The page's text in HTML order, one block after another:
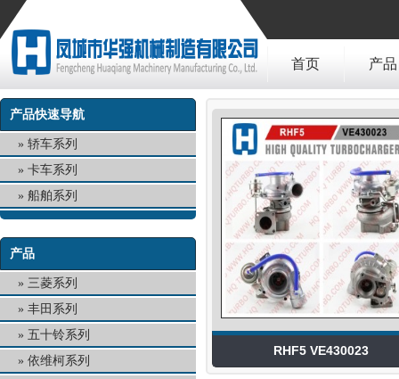
首页 产品
产品快速导航
轿车系列
卡车系列
船舶系列
产品
三菱系列
丰田系列
五十铃系列
依维柯系列
RHF5 VE430023